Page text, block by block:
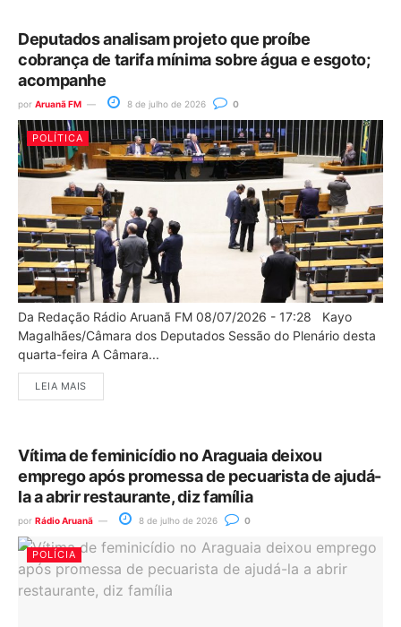
Deputados analisam projeto que proíbe
cobrança de tarifa mínima sobre água e esgoto;
acompanhe
por Aruanã FM 8 de julho de 2026 0
POLÍTICA
Da Redação Rádio Aruanã FM 08/07/2026 - 17:28 Kayo
Magalhães/Câmara dos Deputados Sessão do Plenário desta
quarta-feira A Câmara...
LEIA MAIS
Vítima de feminicídio no Araguaia deixou
emprego após promessa de pecuarista de ajudá-
la a abrir restaurante, diz família
por Rádio Aruanã 8 de julho de 2026 0
POLÍCIA